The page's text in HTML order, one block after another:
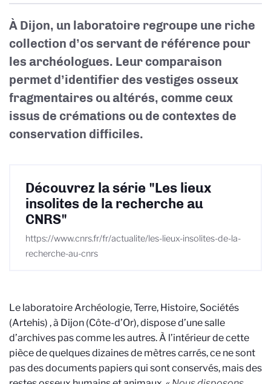
À Dijon, un laboratoire regroupe une riche
collection d’os servant de référence pour
les archéologues. Leur comparaison
permet d’identifier des vestiges osseux
fragmentaires ou altérés, comme ceux
issus de crémations ou de contextes de
conservation difficiles.
Découvrez la série "Les lieux
insolites de la recherche au
CNRS"
https://www.cnrs.fr/fr/actualite/les-lieux-insolites-de-la-
recherche-au-cnrs
Le laboratoire Archéologie, Terre, Histoire, Sociétés
(Artehis) , à Dijon (Côte-d’Or), dispose d’une salle
d’archives pas comme les autres. À l’intérieur de cette
pièce de quelques dizaines de mètres carrés, ce ne sont
pas des documents papiers qui sont conservés, mais des